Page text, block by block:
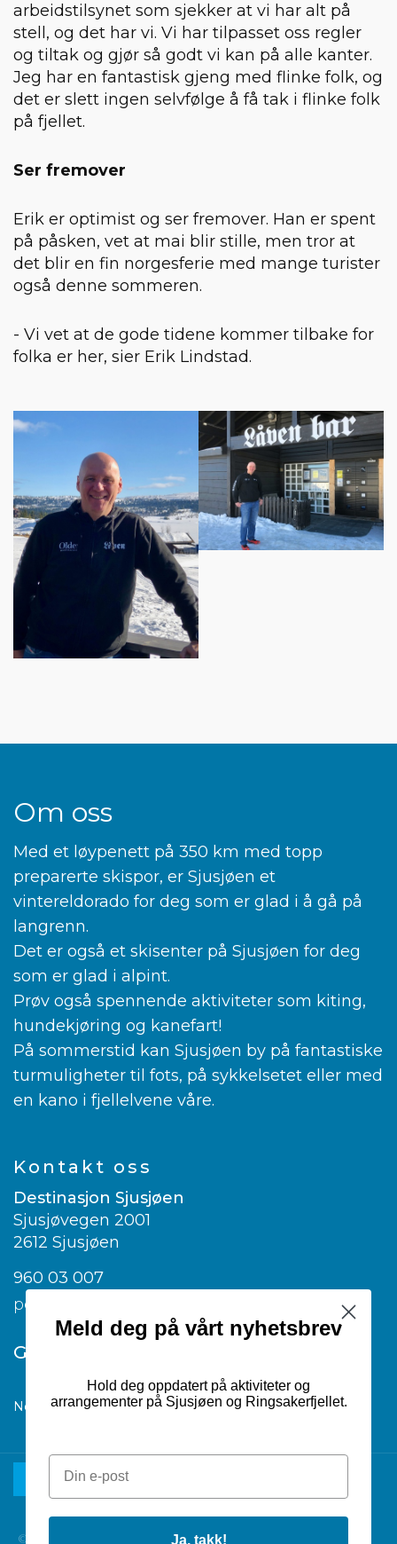
arbeidstilsynet som sjekker at vi har alt på
stell, og det har vi. Vi har tilpasset oss regler
og tiltak og gjør så godt vi kan på alle kanter.
Jeg har en fantastisk gjeng med flinke folk, og
det er slett ingen selvfølge å få tak i flinke folk
på fjellet.
Ser fremover
Erik er optimist og ser fremover. Han er spent
på påsken, vet at mai blir stille, men tror at
det blir en fin norgesferie med mange turister
også denne sommeren.
- Vi vet at de gode tidene kommer tilbake for
folka er her, sier Erik Lindstad.
Om oss
Med et løypenett på 350 km med topp
preparerte skispor, er Sjusjøen et
vintereldorado for deg som er glad i å gå på
langrenn.
Det er også et skisenter på Sjusjøen for deg
som er glad i alpint.
Prøv også spennende aktiviteter som kiting,
hundekjøring og kanefart!
På sommerstid kan Sjusjøen by på fantastiske
turmuligheter til fots, på sykkelsetet eller med
en kano i fjellelvene våre.
Kontakt oss
Destinasjon Sjusjøen
Sjusjøvegen 2001
2612 Sjusjøen
960 03 007
post@visitsjusjoen.no
Google translate
Norwegian ▼
© 2026 Destinasjon Sjusjøen |
Meld deg på vårt nyhetsbrev
Hold deg oppdatert på aktiviteter og
arrangementer på Sjusjøen og Ringsakerfjellet.
Ja, takk!